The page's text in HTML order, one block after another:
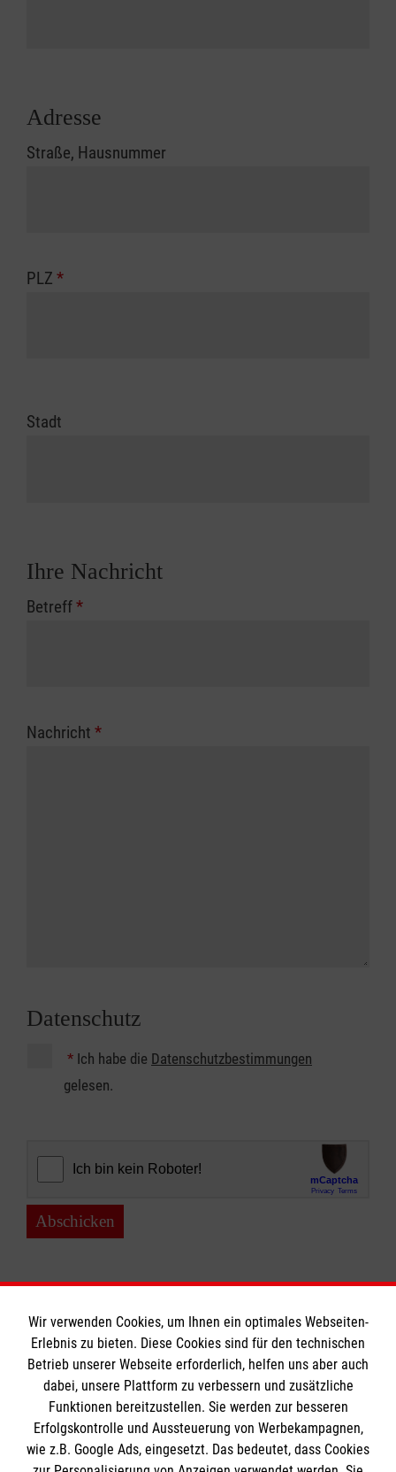
Adresse
Straße, Hausnummer
PLZ *
Stadt
Ihre Nachricht
Betreff*
Nachricht *
Datenschutz
* Ich habe die Datenschutzbestimmungen
gelesen.
Abschicken
Informationen
Impressum
Datenschutz
Die Malteser
Wir verwenden Cookies, um Ihnen ein optimales Webseiten-
Erlebnis zu bieten. Diese Cookies sind für den technischen
Betrieb unserer Webseite erforderlich, helfen uns aber auch
dabei, unsere Plattform zu verbessern und zusätzliche
Funktionen bereitzustellen. Sie werden zur besseren
Erfolgskontrolle und Aussteuerung von Werbekampagnen,
wie z.B. Google Ads, eingesetzt. Das bedeutet, dass Cookies